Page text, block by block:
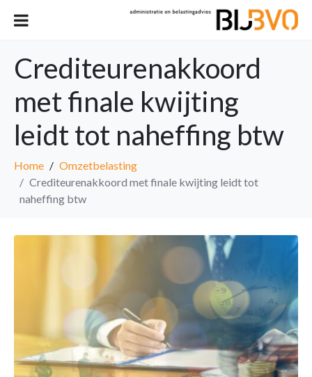
Crediteurenakkoord
met finale kwijting
leidt tot naheffing btw
Home
Omzetbelasting
Crediteurenakkoord met finale kwijting leidt tot
naheffing btw